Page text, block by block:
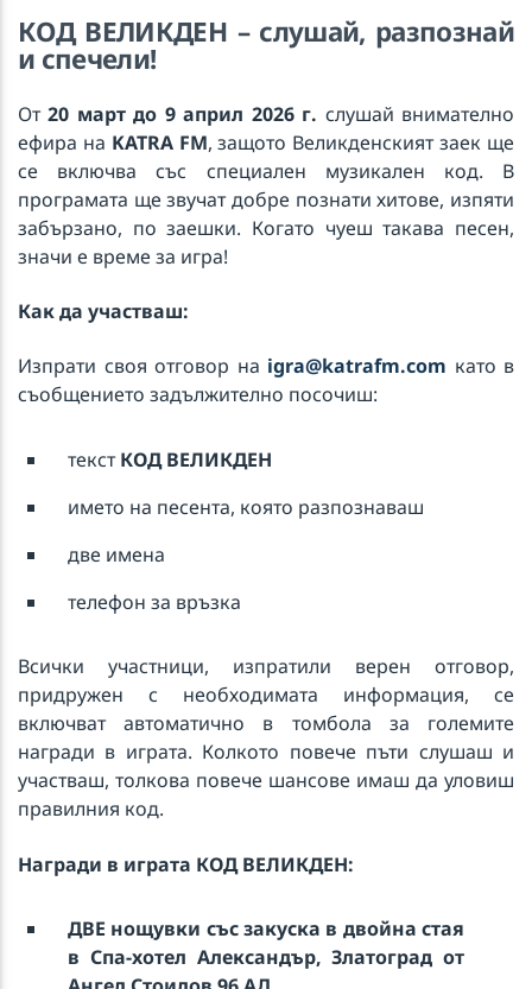
QUAVO & LENNY KRAVITZ
КОД ВЕЛИКДЕН – слушай, разпознай
и спечели!
От20 март до 9 април 2026 г. слушай внимателно
ефира на KATRA FM, защото Великденският заек ще
се включва със специален музикален код. В
програмата ще звучат добре познати хитове, изпяти
забързано, по заешки. Когато чуеш такава песен,
значи е време за игра!
Как да участваш:
Изпрати своя отговор на igra@katrafm.com като в
съобщението задължително посочиш:
текстКОД ВЕЛИКДЕН
името на песента, която разпознаваш
две имена
телефон за връзка
Всички участници, изпратили верен отговор,
придружен с необходимата информация, се
включват автоматично в томбола за големите
награди в играта. Колкото повече пъти слушаш и
участваш, толкова повече шансове имаш да уловиш
правилния код.
Награди в играта КОД ВЕЛИКДЕН:
ДВЕ нощувки със закуска в двойна стая
в Спа-хотел Александър, Златоград от